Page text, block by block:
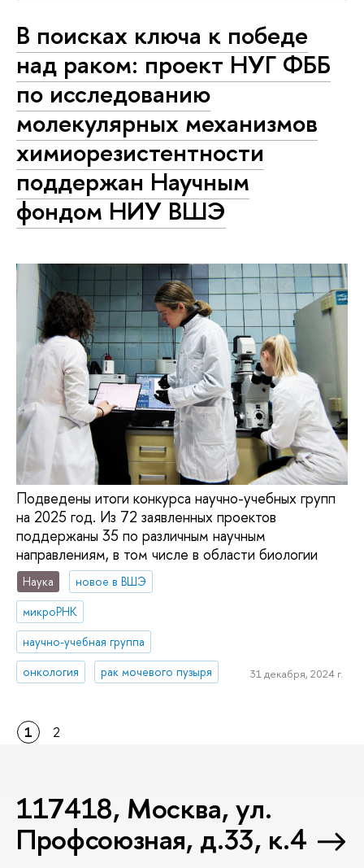
В поисках ключа к победе
над раком: проект НУГ ФББ
по исследованию
молекулярных механизмов
химиорезистентности
поддержан Научным
фондом НИУ ВШЭ
Подведены итоги конкурса научно-учебных групп
на 2025 год. Из 72 заявленных проектов
поддержаны 35 по различным научным
направлениям, в том числе в области биологии
Наука
новое в ВШЭ
микроРНК
научно-учебная группа
онкология
рак мочевого пузыря 31 декабря, 2024 г.
1 2
117418, Москва, ул.
Профсоюзная, д.33, к.4